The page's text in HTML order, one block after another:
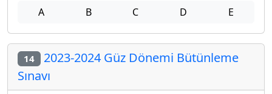
A B C D E
14 2023-2024 Güz Dönemi Bütünleme
Sınavı